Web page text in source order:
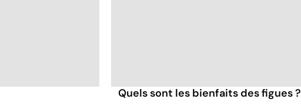
Quels sont les bienfaits des figues ?